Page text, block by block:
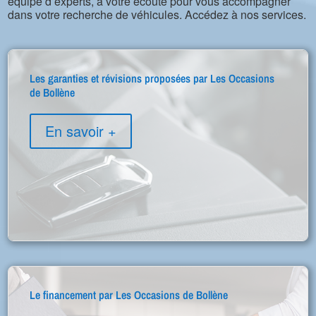
dans votre recherche de véhicules. Accédez à nos services.
Les garanties et révisions proposées par Les Occasions
de Bollène
En savoir +
Le financement par Les Occasions de Bollène